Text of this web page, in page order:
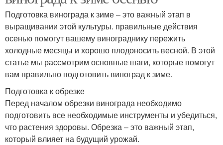
Подготовка винограда к зиме – это важный этап в
выращивании этой культуры. правильные действия
осенью помогут вашему винограднику пережить
холодные месяцы и хорошо плодоносить весной. В этой
статье мы рассмотрим основные шаги, которые помогут
вам правильно подготовить виноград к зиме.
Подготовка к обрезке
Перед началом обрезки винограда необходимо
подготовить все необходимые инструменты и убедиться,
что растения здоровы. Обрезка – это важный этап,
который влияет на будущий урожай.